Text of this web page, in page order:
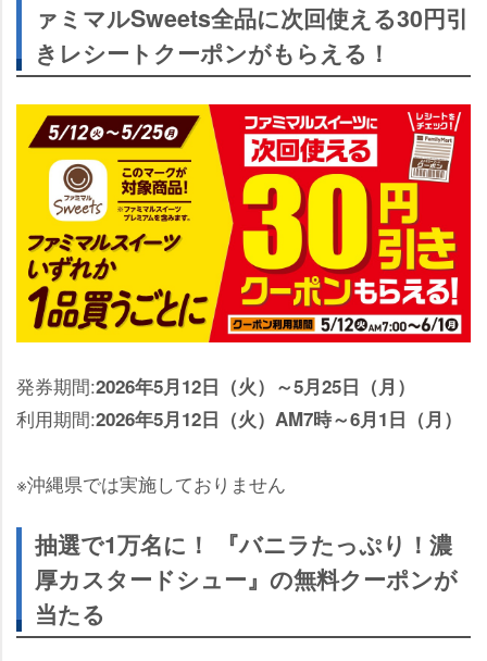
ァミマルSweets全品に次回使える30円引
きレシートクーポンがもらえる！
発券期間:2026年5月12日（火）～5月25日（月）
利用期間:2026年5月12日（火）AM7時～6月1日（月）
※沖縄県では実施しておりません
抽選で1万名に！ 『バニラたっぷり！濃
厚カスタードシュー』の無料クーポンが
当たる